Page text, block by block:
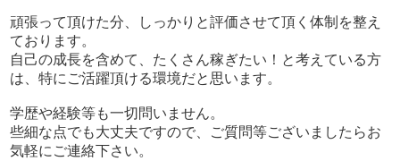
頑張って頂けた分、しっかりと評価させて頂く体制を整え
ております。
自己の成長を含めて、たくさん稼ぎたい！と考えている方
は、特にご活躍頂ける環境だと思います。
学歴や経験等も一切問いません。
些細な点でも大丈夫ですので、ご質問等ございましたらお
気軽にご連絡下さい。